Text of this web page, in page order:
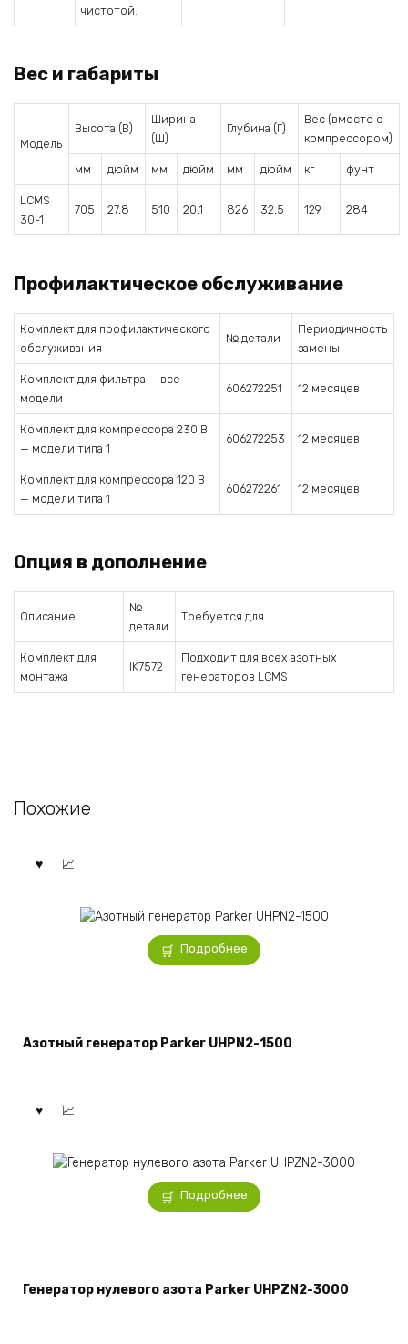
чистотой.
Вес и габариты
Модель
Высота (В)
Ширина
(Ш)
Глубина (Г)
Вес (вместе с
компрессором)
мм дюйм мм дюйм мм дюйм кг фунт
LCMS
30-1
705 27,8 510 20,1 826 32,5 129 284
Профилактическое обслуживание
Комплект для профилактического
обслуживания
№ детали
Периодичность
замены
Комплект для фильтра — все
модели
606272251 12 месяцев
Комплект для компрессора 230 В
— модели типа 1
606272253 12 месяцев
Комплект для компрессора 120 В
— модели типа 1
606272261 12 месяцев
Опция в дополнение
Описание
№
детали
Требуется для
Комплект для
монтажа
IK7572
Подходит для всех азотных
генераторов LCMS
Похожие
Подробнее
Азотный генератор Parker UHPN2-1500
Подробнее
Генератор нулевого азота Parker UHPZN2-3000